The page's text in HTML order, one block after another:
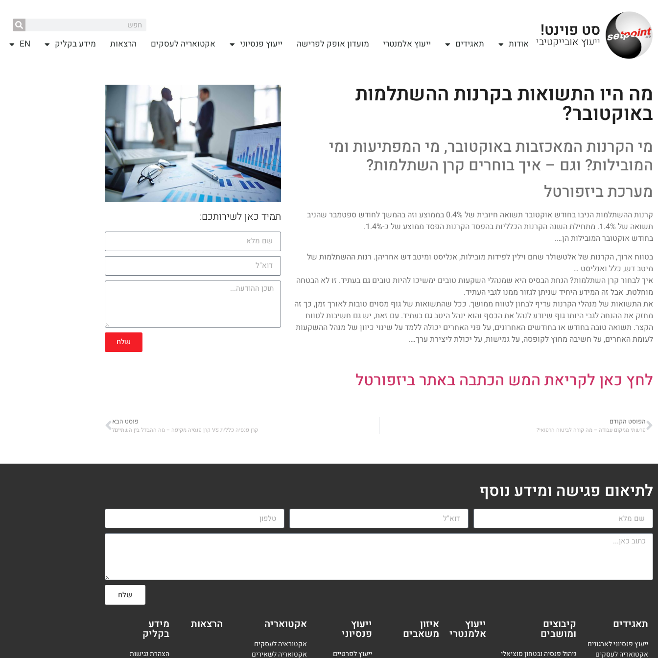
סט פוינט!
ייעוץ אובייקטיבי אודות תאגידים ייעוץ אלמנטרי מועדון אופק לפרישה ייעוץ פנסיוני אקטואריה לעסקים הרצאות מידע בקליק EN
מה היו התשואות בקרנות ההשתלמות
באוקטובר?
מי הקרנות המאכזבות באוקטובר, מי המפתיעות ומי
המובילות? וגם – איך בוחרים קרן השתלמות?
מערכת ביזפורטל
קרנות ההשתלמות הניבו בחודש אוקטובר תשואה חיובית של 0.4% בממוצע וזה בהמשך לחודש ספטמבר שהניב
תשואה של 1.4%. מתחילת השנה הקרנות הכלליות בהפסד הקרנות הפסד ממוצע של כ-1.4%.
בחודש אוקטובר המובילות הן….
בטווח ארוך, הקרנות של אלטשולר שחם וילין לפידות מובילות, אנליסט ומיטב דש אחריהן. רנות ההשתלמות של
מיטב דש, כלל ואנליסט …
איך לבחור קרן השתלמות? הנחת הבסיס היא שמנהלי השקעות טובים ימשיכו להיות טובים גם בעתיד. זו לא הבטחה
מוחלטת. אבל זה המידע היחיד שניתן לגזור ממנו לגבי העתיד.
את התשואות של מנהלי הקרנות עדיף לבחון לטווח ממושך. ככל שהתשואות של גוף מסוים טובות לאורך זמן, כך זה
מחזק את ההנחה לגבי היותו גוף שיודע לנהל את הכסף והוא ינהל היטב גם בעתיד. עם זאת, יש גם חשיבות לטווח
הקצר. תשואה טובה בחודש או בחודשים האחרונים, על פני האחרים יכולה ללמד על שינוי כיוון של מנהל ההשקעות
לעומת האחרים, על חשיבה מחוץ לקופסה, על גמישות, על יכולת ליצירת ערך….
לחץ כאן לקריאת המש הכתבה באתר ביזפורטל
תמיד כאן לשירותכם:
שלח
הפוסט הקודם
פרשתי ממקום עבודה – מה קורה לביטוח הרפואי?
פוסט הבא
קרן פנסיה כללית VS קרן פנסיה מקיפה – מה ההבדל בין השתיים?
לתיאום פגישה ומידע נוסף
שלח
תאגידים
ייעוץ פנסיוני לארגונים
אקטואריה לעסקים
קיבוצים
ומושבים
ניהול פנסיה ובטחון סוציאלי
ייעוץ
אלמנטרי
איזון
משאבים
ייעוץ
פנסיוני
ייעוץ לפרטיים
אקטואריה
אקטוראיה לעסקים
אקטואריה לשאירים
הרצאות מידע
בקליק
הצהרת נגישות